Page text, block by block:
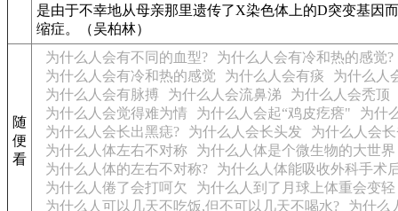
是由于不幸地从母亲那里遗传了X染色体上的D突变基因
缩症。（吴柏林）
随
便
看
为什么人会有不同的血型?
为什么人会有冷和热的感觉?
为什么人会有冷和热的感觉
为什么人会有痰
为什么人
为什么人会有脉搏
为什么人会流鼻涕
为什么人会秃顶
为什么人会觉得难为情
为什么人会起“鸡皮疙瘩"
为什
为什么人会长出黑痣?
为什么人会长头发
为什么人会
为什么人体左右不对称
为什么人体是个微生物的大世界
为什么人体的左右不对称?
为什么人体能吸收外科手术
为什么人倦了会打呵欠
为什么人到了月球上体重会变轻
为什么人可以几天不吃饭,但不可以几天不喝水?
为什么